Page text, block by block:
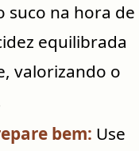
suco na hora de
equilibrada
valorizando o
bem: Use